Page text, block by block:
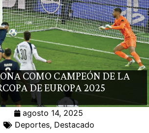
COMO CAMPEÓN DE LA
DE EUROPA 2025
agosto 14, 2025
Deportes, Destacado